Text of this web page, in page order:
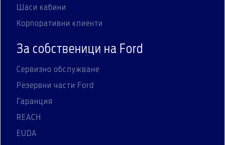
Шаси кабини
Корпоративни клиенти
За собственици на Ford
Сервизно обслужване
Резервни части Ford
Гаранция
REACH
EUDA